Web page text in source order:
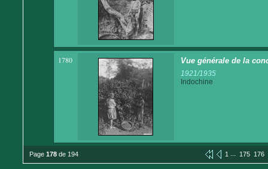
1780 Vue générale de la
1921/1935
Indochine
Page 178 de 194 1 ... 175 176